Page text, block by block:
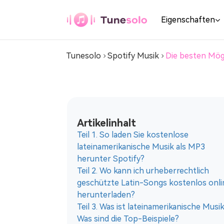
Eigenschaften
YouTube-
Musikkonverter
Laden Sie YouTube-Musik als MP3
herunter
Pandora
Musikkonverter
Spotify Music Converter
Tunesolo Spotify Musik Die besten
Artikelinhalt
Teil 1. So laden Sie kostenlose
lateinamerikanische Musik als MP3
herunter Spotify?
Teil 2. Wo kann ich urheberrechtlich
geschützte Latin-Songs kostenlos
herunterladen?
Teil 3. Was ist lateinamerikanische
Was sind die Top-Beispiele?